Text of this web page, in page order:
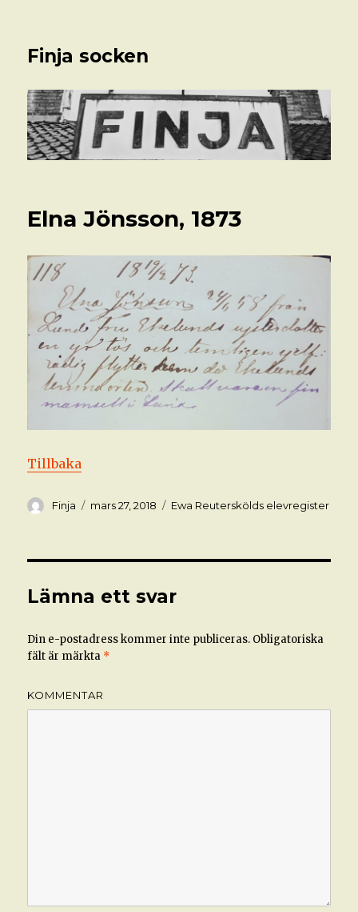
Finja socken
Elna Jönsson, 1873
Tillbaka
Författare
Finja Postat
mars 27, 2018 Kategorier
Ewa Reuterskölds elevregister
Lämna ett svar
Din e-postadress kommer inte publiceras. Obligatoriska
fält är märkta *
KOMMENTAR